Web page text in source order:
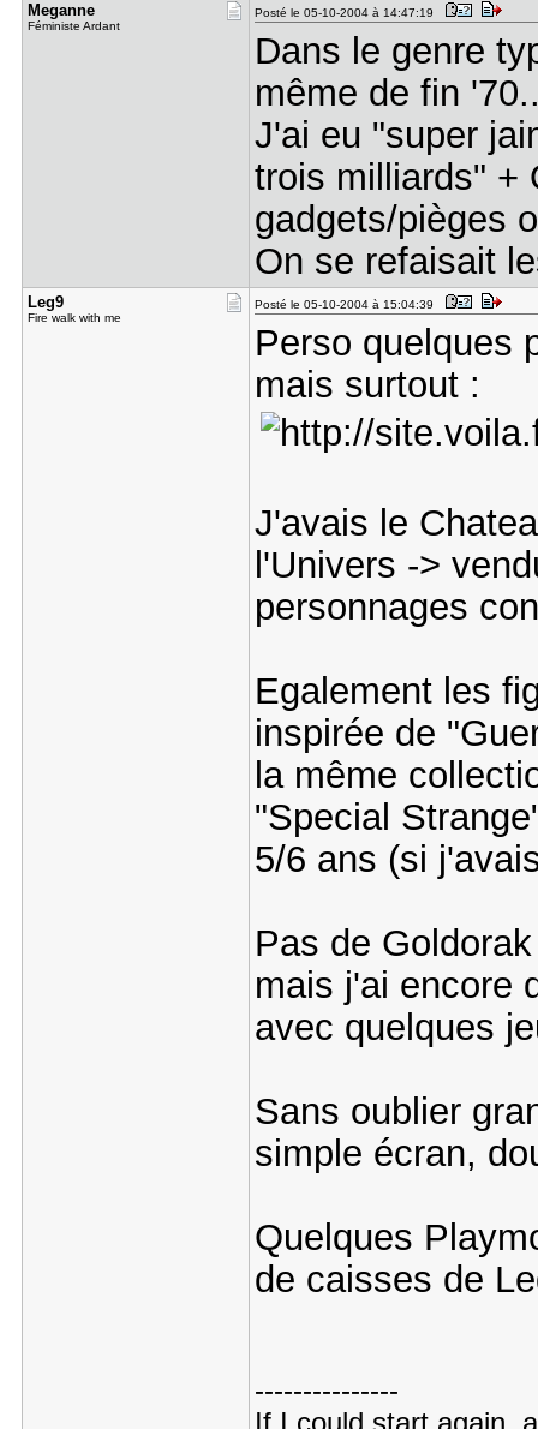
Meganne
Féministe Ardant
Posté le 05-10-2004 à 14:47:19
Dans le genre
même de fin
J'ai eu "super
trois milliards" +
gadgets/pièges
On se refaisait
Leg9
Fire walk with me
Posté le 05-10-2004 à 15:04:39
Perso quelques
mais surtout :
J'avais le
l'Univers ->
personnages
Egalement les
inspirée de
la même
"Special
5/6 ans (si
Pas de
mais j'ai encore
avec quelques
Sans oublier
simple écran,
Quelques
de caisses de
---------------